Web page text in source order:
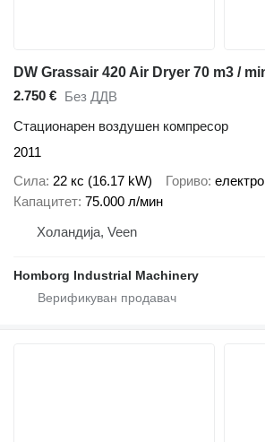
2.750 € Без ДДВ
Стационарен воздушен компресор
2011
Сила 22 кс (16.17 kW) Гориво електро
Капацитет 75.000 л/мин
Холандија, Veen
Homborg Industrial Machinery